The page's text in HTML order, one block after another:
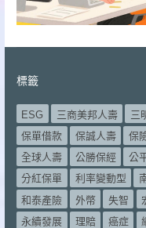
標籤
ESG 三商美邦人壽 三
保單借款
保誠人壽 保
全球人壽
公勝保經 公
分紅保單
利率變動型
和泰產險
外幣 失智
永續發展
理賠 癌症